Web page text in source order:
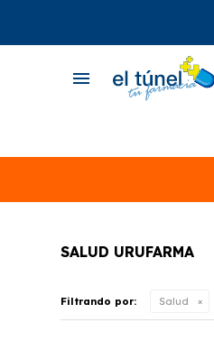
menu
SALUD URUFARMA
Filtrando por: Salud
close
store
local_shipping